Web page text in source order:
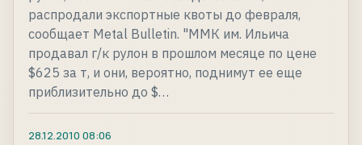
распродали экспортные квоты до февраля,
сообщает Metal Bulletin. "ММК им. Ильича
продавал г/к рулон в прошлом месяце по цене
$625 за т, и они, вероятно, поднимут ее еще
приблизительно до $…
28.12.2010 08:06